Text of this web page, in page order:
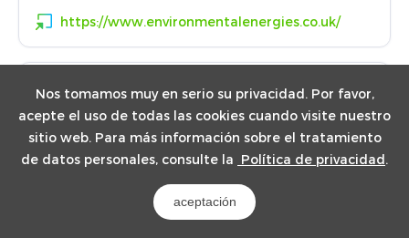
Nos tomamos muy en serio su privacidad. Por favor,
acepte el uso de todas las cookies cuando visite nuestro
sitio web. Para más información sobre el tratamiento
de datos personales, consulte la Política de privacidad.
aceptación
https://www.environmentalenergies.co.uk/
Bright Renewables
Dirección：C/O Sustainable Ventures County
Hall, 5th Floor, Belvedere Road, London, United
Kingdom, SE1 7PB